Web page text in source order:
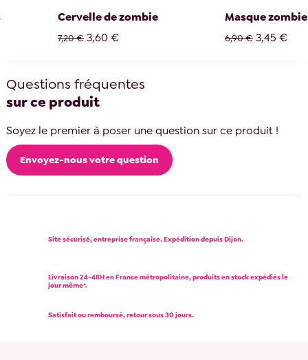
Cervelle de zombie
7,20 € 3,60 €
Masque zombie
6,90 € 3,45 €
Questions fréquentes
sur ce produit
Soyez le premier à poser une question sur ce produit !
Envoyez-nous votre question
Site sécurisé, entreprise française. Expédition depuis Dijon.
Livraison 24-48H en France métropolitaine, produits en stock expédiés le
jour même*.
Satisfait ou remboursé, retour sous 30 jours.